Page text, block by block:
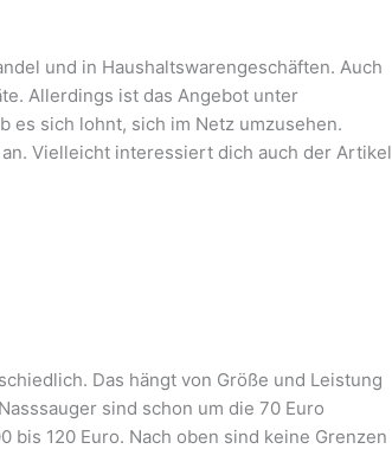
und in Haushaltswarengeschäften. Auch
Allerdings ist das Angebot unter
es sich lohnt, sich im Netz umzusehen.
Vielleicht interessiert dich auch der Artikel
Das hängt von Größe und Leistung
sind schon um die 70 Euro
bis 120 Euro. Nach oben sind keine Grenzen